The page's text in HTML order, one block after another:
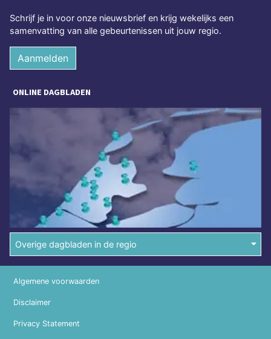
Schrijf je in voor onze nieuwsbrief en krijg wekelijks een
samenvatting van alle gebeurtenissen uit jouw regio.
Aanmelden
ONLINE DAGBLADEN
Overige dagbladen in de regio
Algemene voorwaarden
Disclaimer
Privacy Statement